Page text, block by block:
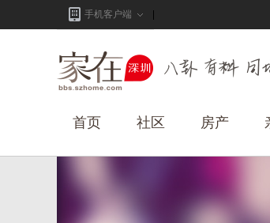
手机客户端
首页 社区 房产